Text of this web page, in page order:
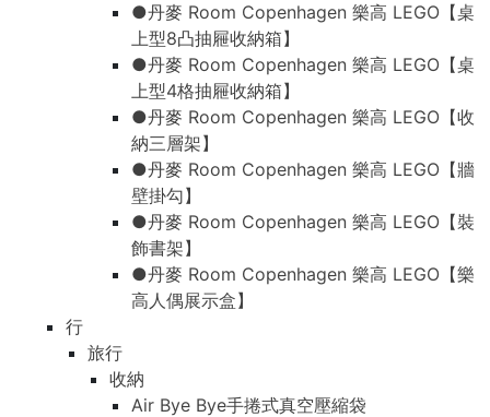
●丹麥 Room Copenhagen 樂高 LEGO【桌
上型8凸抽屜收納箱】
●丹麥 Room Copenhagen 樂高 LEGO【桌
上型4格抽屜收納箱】
●丹麥 Room Copenhagen 樂高 LEGO【收
納三層架】
●丹麥 Room Copenhagen 樂高 LEGO【牆
壁掛勾】
●丹麥 Room Copenhagen 樂高 LEGO【裝
飾書架】
●丹麥 Room Copenhagen 樂高 LEGO【樂
高人偶展示盒】
行
旅行
收納
Air Bye Bye手捲式真空壓縮袋